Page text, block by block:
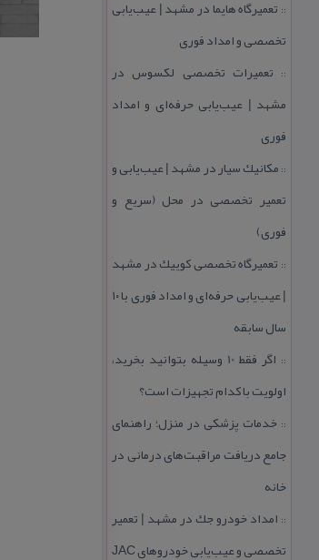
:: تعمیرگاه هایما در مشهد | عیب‌یابی
تخصصی و امداد فوری
:: تعمیرات تخصصی لكسوس در
مشهد | عیب‌یابی حرفه‌ای و امداد
فوری
:: مكانیك سیار در مشهد | عیب‌یابی و
تعمیر تخصصی در محل (سریع و
فوری)
:: تعمیرگاه تخصصی كوییك در مشهد
| عیب‌یابی حرفه‌ای و امداد فوری با ۱۰
سال سابقه
::
اگر فقط 10 وسیله بتوانید بخرید،
اولویت با كدام تجهیزات است؟
:: خدمات پزشكی در منزل؛ راهنمای
جامع دریافت مراقبت‌های درمانی در
خانه
:: امداد خودرو جك در مشهد | تعمیر
تخصصی و عیب‌یابی خودروهای JAC